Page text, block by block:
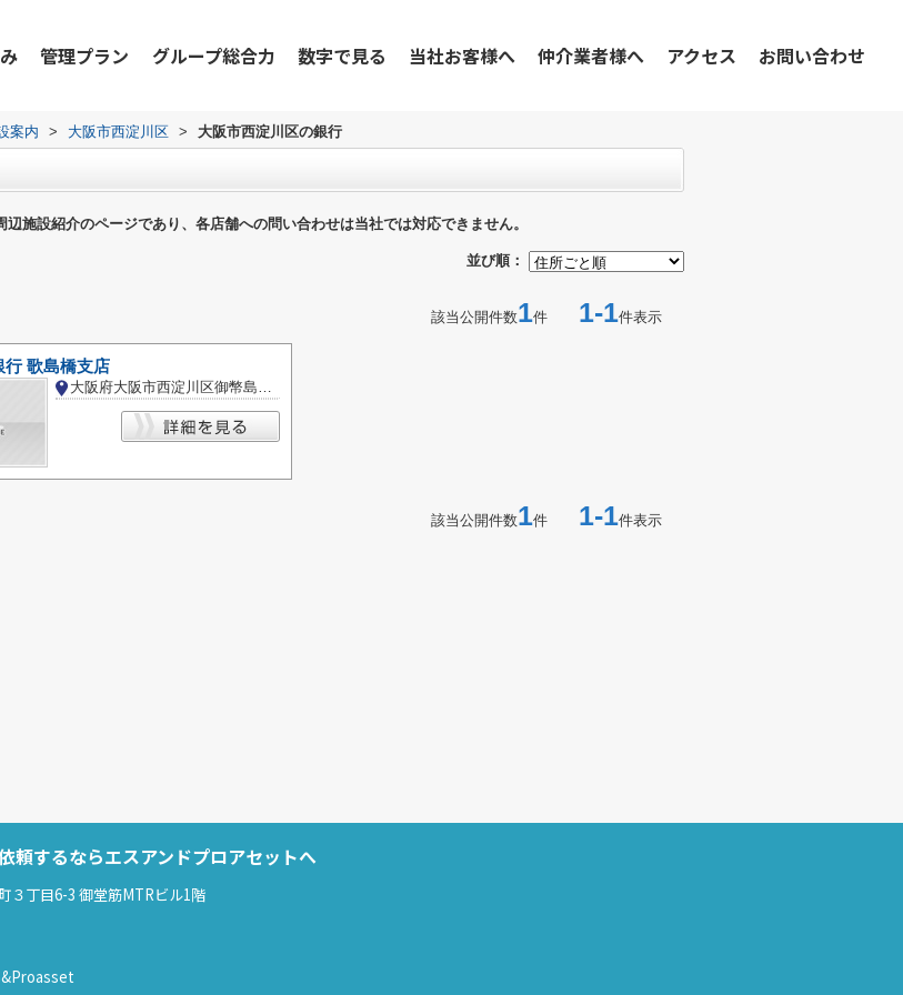
管理プラン グループ総合力 数字で見る 当社お客様へ 仲介業者様へ アクセス お問い合わせ
案内 > 大阪市西淀川区 > 大阪市西淀川区の銀行
施設紹介のページであり、各店舗への問い合わせは当社では対応できません。
並び順：
該当公開件数1件 1-1件表示
行 歌島橋支店
大阪府大阪市西淀川区御幣島２丁目
該当公開件数1件 1-1件表示
頼するならエスアンドプロアセットへ
３丁目6-3 御堂筋MTRビル1階